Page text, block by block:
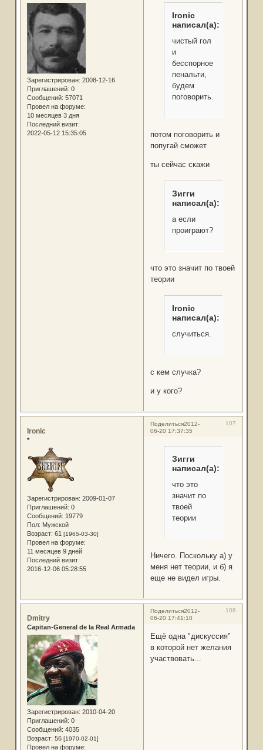
Зарегистрирован: 2008-12-16
Приглашений: 0
Сообщений: 57071
Провел на форуме:
10 месяцев 3 дня
Последний визит:
2022-05-12 15:35:05
Ironic
написал(а):
чистый гол
и
бесспорное
пенальти,
будем
поговорить.
потом поговорить и
попугай сможет
ты сейчас скажи
Зигги
написал(а):
а если
проиграют?
что это значит по твоей
теории
Ironic
написал(а):
случиться.
с кем случка?
и у кого?
Поделиться 107
2012-
06-20 17:37:35
Ironic
*
Зарегистрирован: 2009-01-07
Приглашений: 0
Сообщений: 19779
Пол: Мужской
Возраст: 61 [1965-03-30]
Провел на форуме:
11 месяцев 9 дней
Последний визит:
2016-12-06 05:28:55
Зигги
написал(а):
что это
значит по
твоей
теории
Ничего. Поскольку а) у
меня нет теории, и б) я
еще не видел игры.
Поделиться 108
2012-
06-20 17:41:10
Dmitry
Capitan-General de la Real Armada
Зарегистрирован: 2010-04-20
Приглашений: 0
Сообщений: 4035
Возраст: 56 [1970-02-01]
Провел на форуме:
Ещё одна "дискуссия"
в которой нет желания
участвовать...